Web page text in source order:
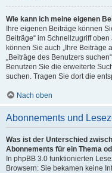
Wie kann ich meine eigenen
Ihre eigenen Beiträge können
Beiträge“ im Schnellzugriff
können Sie auch „Ihre Beiträge
„Beiträge des Benutzers
Benutzen Sie die erweiterte
suchen. Tragen Sie dort die
Nach oben
Abonnements und
Was ist der Unterschied
Abonnements für ein Thema
In phpBB 3.0 funktionierten
Browsern: Sie bekamen keine